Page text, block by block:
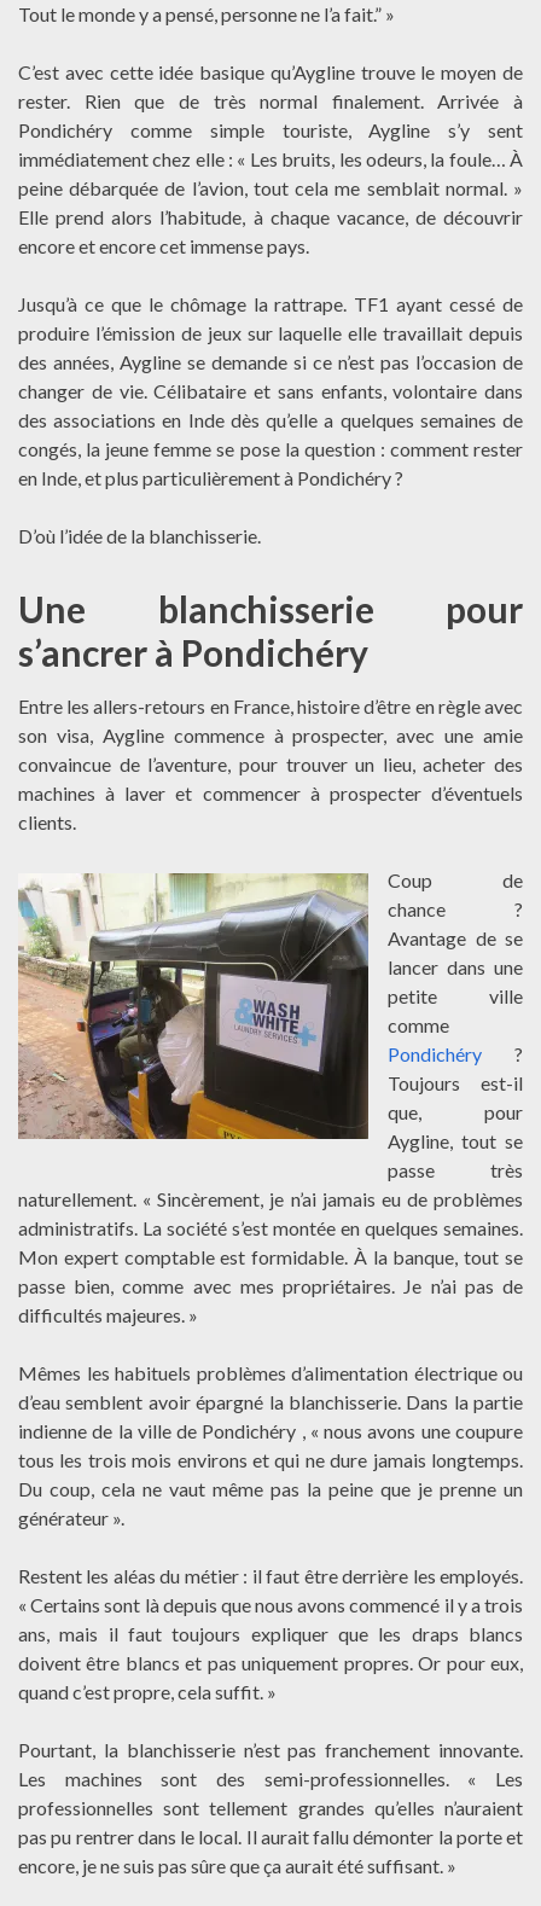
Tout le monde y a pensé, personne ne l’a fait.” »
C’est avec cette idée basique qu’Aygline trouve le moyen de
rester. Rien que de très normal finalement. Arrivée à
Pondichéry comme simple touriste, Aygline s’y sent
immédiatement chez elle : « Les bruits, les odeurs, la foule… À
peine débarquée de l’avion, tout cela me semblait normal. »
Elle prend alors l’habitude, à chaque vacance, de découvrir
encore et encore cet immense pays.
Jusqu’à ce que le chômage la rattrape. TF1 ayant cessé de
produire l’émission de jeux sur laquelle elle travaillait depuis
des années, Aygline se demande si ce n’est pas l’occasion de
changer de vie. Célibataire et sans enfants, volontaire dans
des associations en Inde dès qu’elle a quelques semaines de
congés, la jeune femme se pose la question : comment rester
en Inde, et plus particulièrement à Pondichéry ?
D’où l’idée de la blanchisserie.
Une blanchisserie pour
s’ancrer à Pondichéry
Entre les allers-retours en France, histoire d’être en règle avec
son visa, Aygline commence à prospecter, avec une amie
convaincue de l’aventure, pour trouver un lieu, acheter des
machines à laver et commencer à prospecter d’éventuels
clients.
Coup de
chance ?
Avantage de se
lancer dans une
petite ville
comme
Pondichéry ?
Toujours est-il
que, pour
Aygline, tout se
passe très
naturellement. « Sincèrement, je n’ai jamais eu de problèmes
administratifs. La société s’est montée en quelques semaines.
Mon expert comptable est formidable. À la banque, tout se
passe bien, comme avec mes propriétaires. Je n’ai pas de
difficultés majeures. »
Mêmes les habituels problèmes d’alimentation électrique ou
d’eau semblent avoir épargné la blanchisserie. Dans la partie
indienne de la ville de Pondichéry , « nous avons une coupure
tous les trois mois environs et qui ne dure jamais longtemps.
Du coup, cela ne vaut même pas la peine que je prenne un
générateur ».
Restent les aléas du métier : il faut être derrière les employés.
« Certains sont là depuis que nous avons commencé il y a trois
ans, mais il faut toujours expliquer que les draps blancs
doivent être blancs et pas uniquement propres. Or pour eux,
quand c’est propre, cela suffit. »
Pourtant, la blanchisserie n’est pas franchement innovante.
Les machines sont des semi-professionnelles. « Les
professionnelles sont tellement grandes qu’elles n’auraient
pas pu rentrer dans le local. Il aurait fallu démonter la porte et
encore, je ne suis pas sûre que ça aurait été suffisant. »